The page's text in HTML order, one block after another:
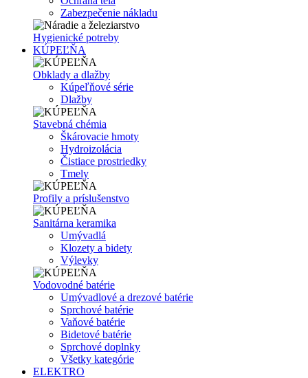
Zabezpečenie nákladu
Hygienické potreby
KÚPEĽŇA
Obklady a dlažby
Kúpeľňové série
Dlažby
Stavebná chémia
Škárovacie hmoty
Hydroizolácia
Čistiace prostriedky
Tmely
Profily a príslušenstvo
Sanitárna keramika
Umývadlá
Klozety a bidety
Výlevky
Vodovodné batérie
Umývadlové a drezové batérie
Sprchové batérie
Vaňové batérie
Bidetové batérie
Sprchové doplnky
Všetky kategórie
ELEKTRO